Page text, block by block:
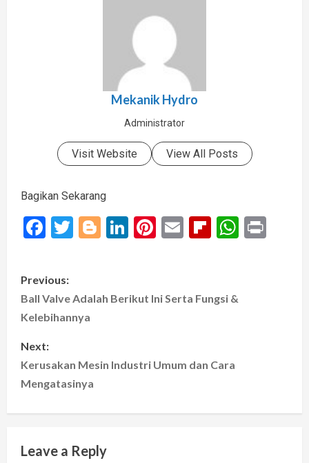
Mekanik Hydro
Administrator
Visit Website View All Posts
Bagikan Sekarang
Facebook
Twitter
Blogger
LinkedIn
Pinterest
EmailFlipboard
P
o
t
n
a
v
Previous:
Ball Valve Adalah Berikut Ini Serta Fungsi &
Kelebihannya
Next:
Kerusakan Mesin Industri Umum dan Cara
Mengatasinya
Leave a Reply